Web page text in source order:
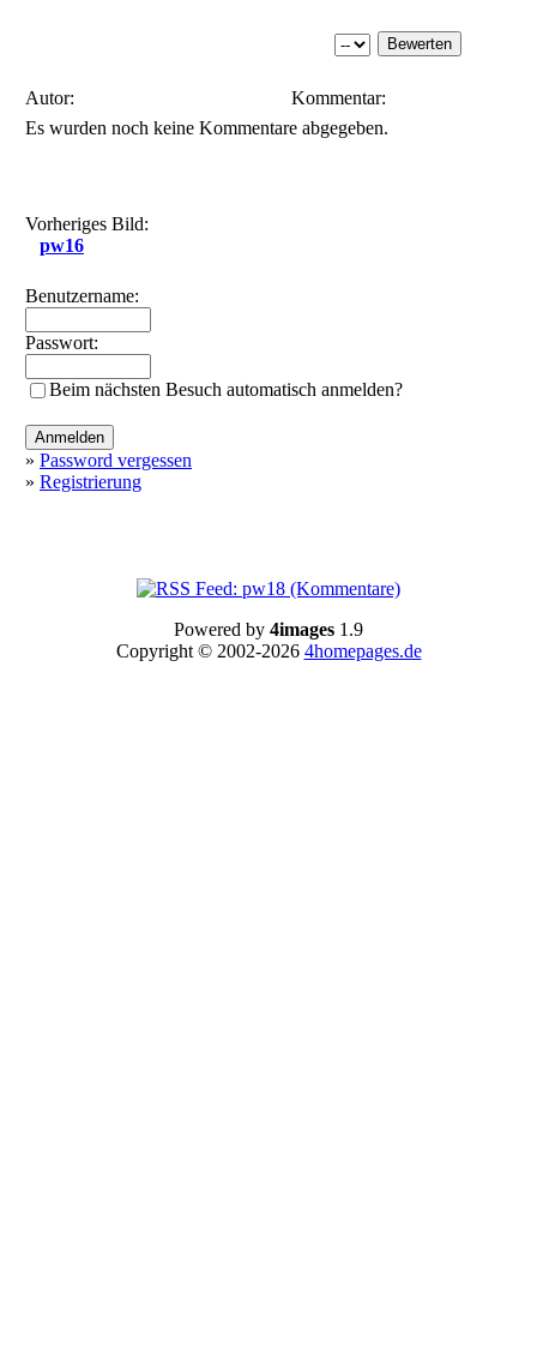
Autor:
Kommentar:
Es wurden noch keine Kommentare abgegeben.
Vorheriges Bild:
pw16
Benutzername:
Passwort:
Beim nächsten Besuch automatisch anmelden?
» Password vergessen
» Registrierung
Powered by 4images 1.9
Copyright © 2002-2026 4homepages.de